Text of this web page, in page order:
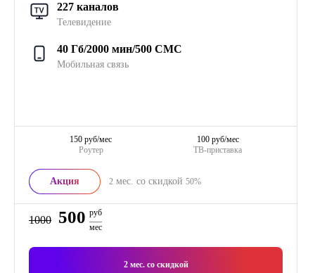
227 каналов
Телевидение
40 Гб/2000 мин/500 СМС
Мобильная связь
Роутер
150 руб/мес
ТВ-приставка
100 руб/мес
Акция 2 мес. со скидкой 50%
1000 500 руб
мес
2мес. со скидкой